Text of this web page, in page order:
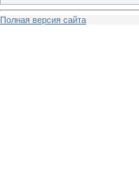
Полная версия сайта